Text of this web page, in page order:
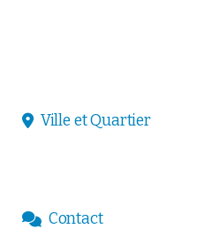
 Ville et Quartier
 Contact